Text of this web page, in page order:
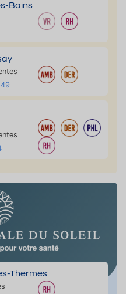
Bains
Thermes